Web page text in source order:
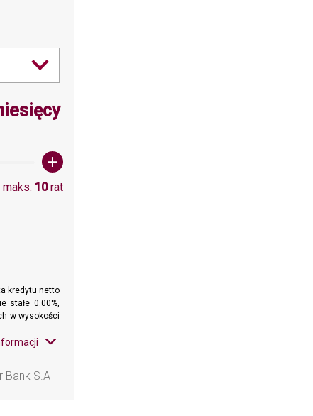
10
maks. 10rat
kredytu netto
stałe 0.00%,
w wysokości
Bank S.A